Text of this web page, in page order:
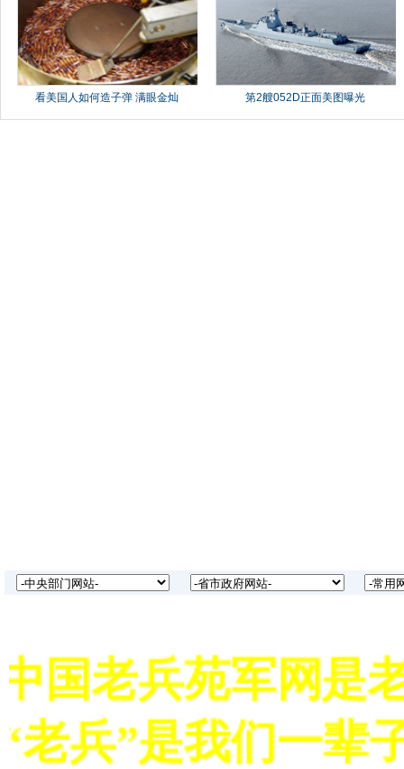
老兵苑军网是老
兵”是我们一辈子